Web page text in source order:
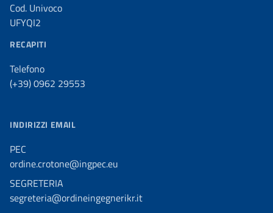
Cod. Univoco
UFYQI2
RECAPITI
Telefono
(+39) 0962 29553
INDIRIZZI EMAIL
PEC
ordine.crotone@ingpec.eu
SEGRETERIA
segreteria@ordineingegnerikr.it